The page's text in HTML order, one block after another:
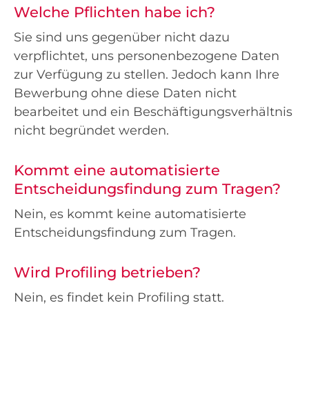
Welche Pflichten habe ich?
Sie sind uns gegenüber nicht dazu
verpflichtet, uns personenbezogene Daten
zur Verfügung zu stellen. Jedoch kann Ihre
Bewerbung ohne diese Daten nicht
bearbeitet und ein Beschäftigungsverhältnis
nicht begründet werden.
Kommt eine automatisierte
Entscheidungsfindung zum Tragen?
Nein, es kommt keine automatisierte
Entscheidungsfindung zum Tragen.
Wird Profiling betrieben?
Nein, es findet kein Profiling statt.